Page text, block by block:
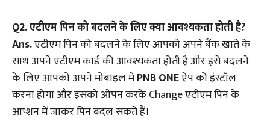
Q2. एटीएम पिन को बदलने के लिए क्या आवश्यकता होती है?
Ans.एटीएम पिन को बदलने के लिए आपको अपने बैंक खाते के
साथ अपने एटीएम कार्ड की आवश्यकता होती है और इसे बदलने
के लिए आपको अपने मोबाइल मेंPNB ONEऐप को इंस्टॉल
करना होगा और इसको ओपन करके Change एटीएम पिन के
आप्शन में जाकर पिन बदल सकते हैं।